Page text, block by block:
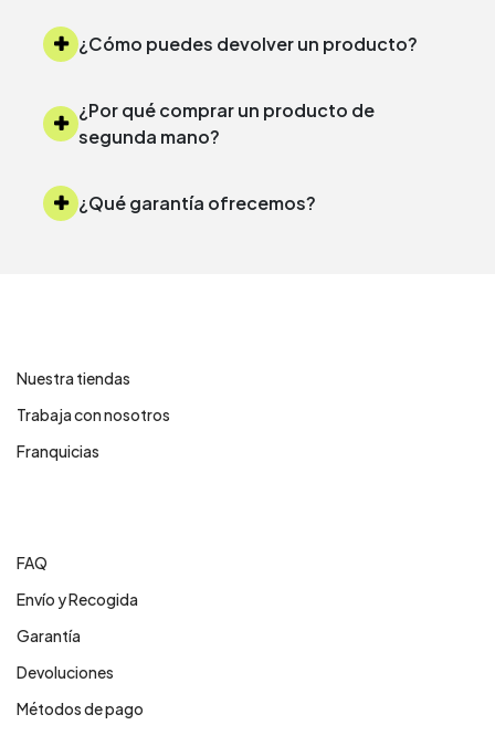
¿Cómo puedes devolver un producto?
¿Por qué comprar un producto de
segunda mano?
¿Qué garantía ofrecemos?
Nuestra tiendas
Trabaja con nosotros
Franquicias
FAQ
Envío y Recogida
Garantía
Devoluciones
Métodos de pago